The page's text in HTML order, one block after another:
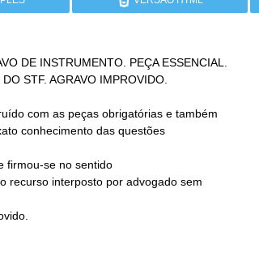
DE INSTRUMENTO. PEÇA ESSENCIAL.
firmou-se no sentido